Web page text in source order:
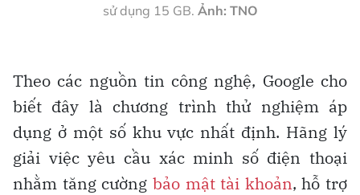
sử dụng 15 GB. Ảnh: TNO
Theo các nguồn tin công nghệ, Google cho
biết đây là chương trình thử nghiệm áp
dụng ở một số khu vực nhất định. Hãng lý
giải việc yêu cầu xác minh số điện thoại
nhằm tăng cường bảo mật tài khoản, hỗ trợ